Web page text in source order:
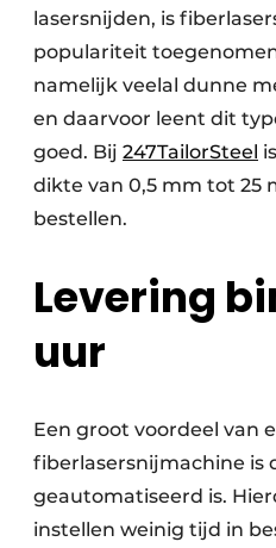
lasersnijden, is
populariteit
namelijk veelal dunne
en daarvoor leent dit
goed. Bij 247TailorSteel
dikte van 0,5 mm tot 25
bestellen.
Levering
uur
Een groot voordeel van
fiberlasersnijmachine is
geautomatiseerd is.
instellen weinig tijd in